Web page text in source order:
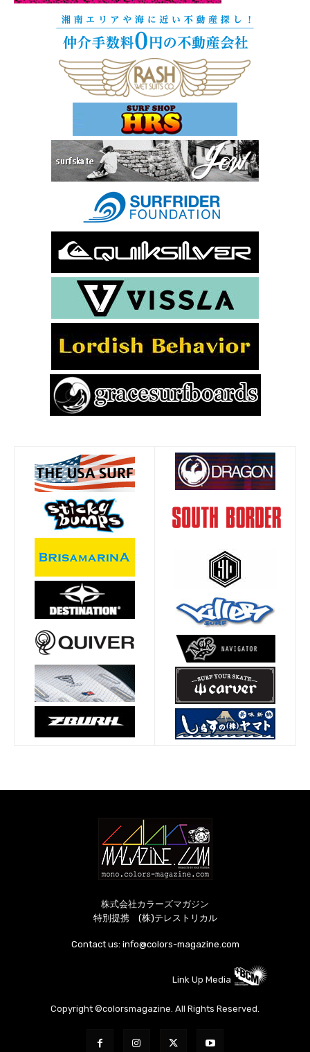
株式会社カラーズマガジン
特別提携 (株)テレストリカル
Contact us: info@colors-magazine.com
Link Up Media
Copyright ©colorsmagazine. All Rights Reserved.